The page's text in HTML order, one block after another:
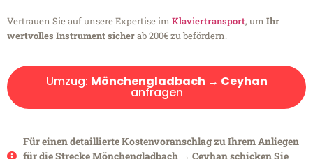
Vertrauen Sie auf unsere Expertise im Klaviertransport, um Ihr
wertvolles Instrument sicherab 200€ zu befördern.
Umzug: Mönchengladbach → Ceyhan
anfragen
Für einen detaillierte Kostenvoranschlag zu Ihrem Anliegen
für die Strecke Mönchengladbach → Ceyhan schicken Sie